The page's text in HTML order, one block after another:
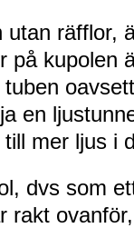
utan räfflor,
på kupolen
en
mer ljus i
dvs som
rakt